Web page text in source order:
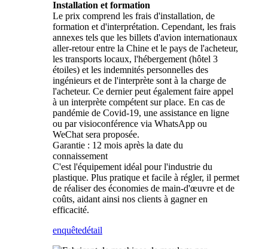
Installation et formation
Le prix comprend les frais d'installation, de
formation et d'interprétation. Cependant, les frais
annexes tels que les billets d'avion internationaux
aller-retour entre la Chine et le pays de l'acheteur,
les transports locaux, l'hébergement (hôtel 3
étoiles) et les indemnités personnelles des
ingénieurs et de l'interprète sont à la charge de
l'acheteur. Ce dernier peut également faire appel
à un interprète compétent sur place. En cas de
pandémie de Covid-19, une assistance en ligne
ou par visioconférence via WhatsApp ou
WeChat sera proposée.
Garantie : 12 mois après la date du
connaissement
C'est l'équipement idéal pour l'industrie du
plastique. Plus pratique et facile à régler, il permet
de réaliser des économies de main-d'œuvre et de
coûts, aidant ainsi nos clients à gagner en
efficacité.
enquêtedétail